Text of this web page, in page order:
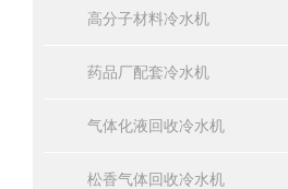
高分子材料冷水机
药品厂配套冷水机
气体化液回收冷水机
松香气体回收冷水机